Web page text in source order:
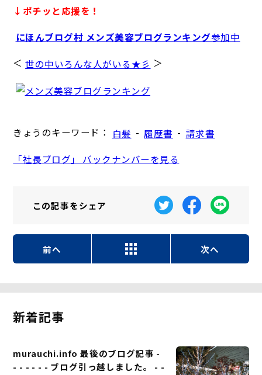
↓ポチッと応援を！
にほんブログ村 メンズ美容ブログランキング参加中
＜ 世の中いろんな人がいる★彡 ＞
きょうのキーワード： 白髪 - 履歴書 - 請求書
「社長ブログ」 バックナンバーを見る
この記事をシェア
前へ 次へ
新着記事
murauchi.info 最後のブログ記事 -
- - - - - - ブログ引っ越しました。 - -